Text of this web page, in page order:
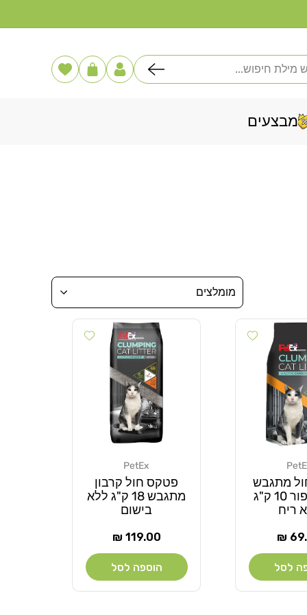
עֲגָלָההרשימה
שלי
מבצעים
מומלצים
Add wishlist
מתגבש
קרבון אפור 10 ק"ג
ריח
לסל
Add wishlist
PetEx
פטקס חול קרבון
מתגבש 18 ק"ג ללא
בישום
מחיר
119.00 ₪
הוספה לסל